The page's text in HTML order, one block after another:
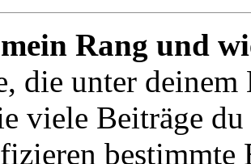
Rang und
die unter deinem
viele Beiträge
bestimmte